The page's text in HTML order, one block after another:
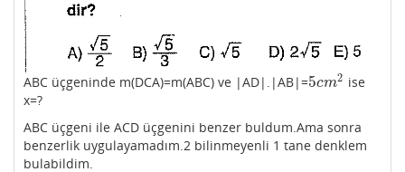
ABC üçgeninde m(DCA)=m(ABC) ve |AD|.|AB|=5cm2
5cm2 ise
x=?
ABC üçgeni ile ACD üçgenini benzer buldum.Ama sonra
benzerlik uygulayamadım.2 bilinmeyenli 1 tane denklem
bulabildim.